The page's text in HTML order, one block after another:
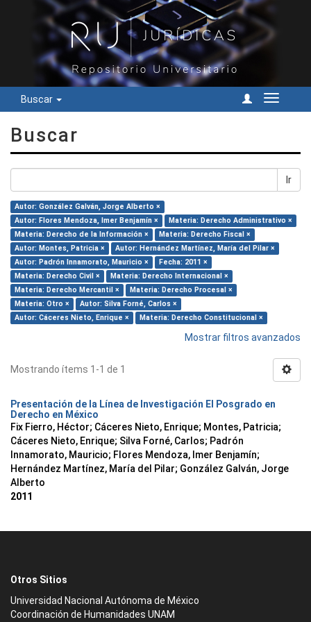
Buscar
Cambiar
Buscar
Ir
Autor: González Galván, Jorge Alberto ×
Autor: Flores Mendoza, Imer Benjamín ×
Materia: Derecho Administrativo ×
Materia: Derecho de la Información ×
Materia: Derecho Fiscal ×
Autor: Montes, Patricia ×
Autor: Hernández Martínez, María del Pilar ×
Autor: Padrón Innamorato, Mauricio ×
Fecha: 2011 ×
Materia: Derecho Civil ×
Materia: Derecho Internacional ×
Materia: Derecho Mercantil ×
Materia: Derecho Procesal ×
Materia: Otro ×
Autor: Silva Forné, Carlos ×
Autor: Cáceres Nieto, Enrique ×
Materia: Derecho Constitucional ×
Mostrar filtros avanzados
Mostrando ítems 1-1 de 1
Presentación de la Línea de Investigación El Posgrado en
Derecho en México
Fix Fierro, Héctor; Cáceres Nieto, Enrique; Montes, Patricia;
Cáceres Nieto, Enrique; Silva Forné, Carlos; Padrón
Innamorato, Mauricio; Flores Mendoza, Imer Benjamín;
Hernández Martínez, María del Pilar; González Galván, Jorge
Alberto
2011
Otros Sitios
Universidad Nacional Autónoma de México
Coordinación de Humanidades UNAM